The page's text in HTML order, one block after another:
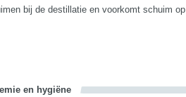
bij de destillatie en voorkomt schuim
en hygiëne